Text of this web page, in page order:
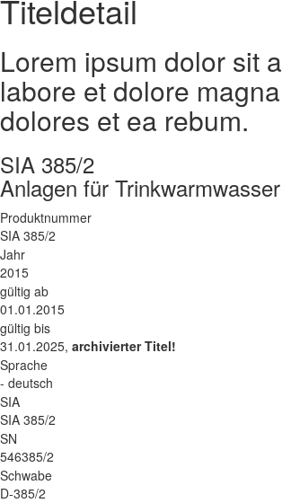
Titeldetail
Lorem ipsum dolor sit
labore et dolore
dolores et ea rebum.
SIA 385/2
Anlagen für
Produktnummer
SIA 385/2
Jahr
2015
gültig ab
01.01.2015
gültig bis
31.01.2025, archivierter Titel!
Sprache
- deutsch
SIA
SIA 385/2
SN
546385/2
Schwabe
D-385/2